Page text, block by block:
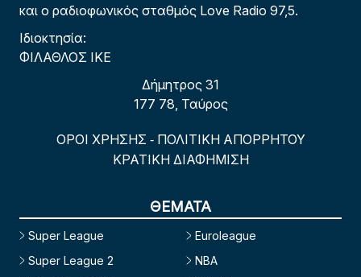
και ο ραδιοφωνικός σταθμός Love Radio 97,5.
Ιδιοκτησία:
ΦΙΛΑΘΛΟΣ ΙΚΕ
Δήμητρος 31
177 78, Ταύρος
ΟΡΟΙ ΧΡΗΣΗΣ - ΠΟΛΙΤΙΚΗ ΑΠΟΡΡΗΤΟΥ
ΚΡΑΤΙΚΗ ΔΙΑΦΗΜΙΣΗ
ΘΕΜΑΤΑ
Super League
Super League 2
Euroleague
NBA